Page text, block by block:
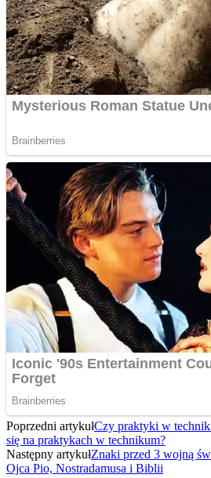
Poprzedni artykułCzy praktyki w
się na praktykach w technikum?
Następny artykułZnaki przed 3 wojną
Ojca Pio, Nostradamusa i Biblii